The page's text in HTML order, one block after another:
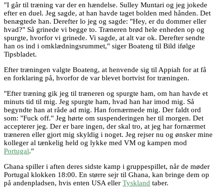
"I går til træning var der en hændelse. Sulley Muntari og jeg jokede
efter en duel. Jeg sagde, at han havde taget bolden med hånden. Det
benægtede han. Derefter lo jeg og sagde: "Hey, er du dommer eller
hvad?" Så grinede vi begge to. Træneren brød hele enheden op og
spurgte, hvorfor vi grinede. Vi sagde, at alt var ok. Derefter sendte
han os ind i omklædningsrummet," siger Boateng til Bild ifølge
Tipsbladet.
Efter træningen valgte Boateng, at henvende sig til Appiah for at få
en forklaring på, hvorfor de var blevet bortvist for træningen.
"Efter træning gik jeg til træneren og spurgte ham, om han havde et
minuts tid til mig. Jeg spurgte ham, hvad han har imod mig. Så
begyndte han at råde ad mig. Han fornærmede mig. Der faldt ord
som: "Fuck off." Jeg hørte om suspenderingen her til morgen. Det
accepterer jeg. Der er bare ingen, der skal tro, at jeg har fornærmet
træneren eller gjort mig skyldig i noget. Jeg rejser nu og ønsker mine
kolleger al tænkelig held og lykke med VM og kampen mod
Portugal."
Ghana spiller i aften deres sidste kamp i gruppespillet, når de møder
Portugal klokken 18:00. En større sejr til Ghana, kan bringe dem op
på andenpladsen, hvis enten USA eller Tyskland taber.